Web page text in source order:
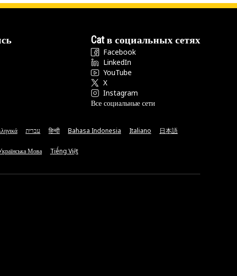
Cat в социальных сетях
Facebook
LinkedIn
YouTube
X
Instagram
Все социальные сети
עברית हिन्दी Bahasa Indonesia Italiano 日本語
Мова Tiếng Việt